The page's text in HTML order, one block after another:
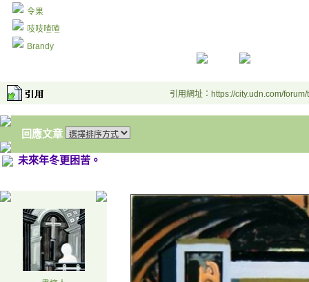
令果
吱吱喳喳
Brandy
引用網址：https://city.udn.com/
回應文章
未來年冬更困苦。